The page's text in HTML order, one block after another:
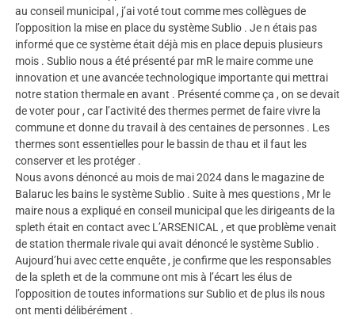
au conseil municipal , j’ai voté tout comme mes collègues de
l’opposition la mise en place du système Sublio . Je n étais pas
informé que ce système était déjà mis en place depuis plusieurs
mois . Sublio nous a été présenté par mR le maire comme une
innovation et une avancée technologique importante qui mettrai
notre station thermale en avant . Présenté comme ça , on se devait
de voter pour , car l’activité des thermes permet de faire vivre la
commune et donne du travail à des centaines de personnes . Les
thermes sont essentielles pour le bassin de thau et il faut les
conserver et les protéger .
Nous avons dénoncé au mois de mai 2024 dans le magazine de
Balaruc les bains le système Sublio . Suite à mes questions , Mr le
maire nous a expliqué en conseil municipal que les dirigeants de la
spleth était en contact avec L’ARSENICAL , et que problème venait
de station thermale rivale qui avait dénoncé le système Sublio .
Aujourd’hui avec cette enquête , je confirme que les responsables
de la spleth et de la commune ont mis à l’écart les élus de
l’opposition de toutes informations sur Sublio et de plus ils nous
ont menti délibérément .